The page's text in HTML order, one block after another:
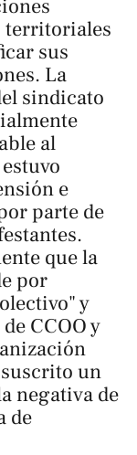
territoriales
sus
La
sindicato
al
e
parte de
que la
por
y
CCOO y
un
negativa de
de